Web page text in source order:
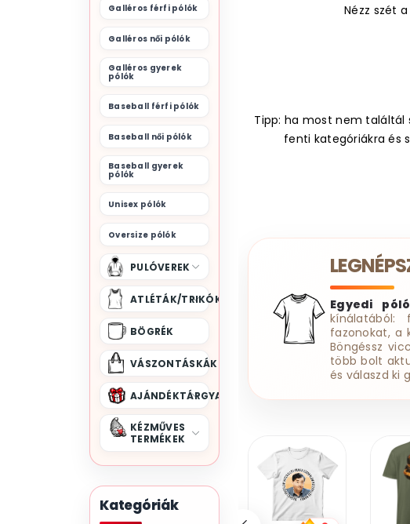
Galléros férfi pólók
Galléros női pólók
Galléros gyerek
pólók
Baseball férfi pólók
Baseball női pólók
Baseball gyerek
pólók
Unisex pólók
Oversize pólók
PULÓVEREK
ATLÉTÁK/TRIKÓK
BÖGRÉK
VÁSZONTÁSKÁK
AJÁNDÉKTÁRGYAK
KÉZMŰVES
TERMÉKEK
Kategóriák
Nézz szét
Tipp: ha most nem találtál
fenti kategóriákra és
Egyedi póló
fazonokat, a
Böngéssz
több bolt
és válaszd ki